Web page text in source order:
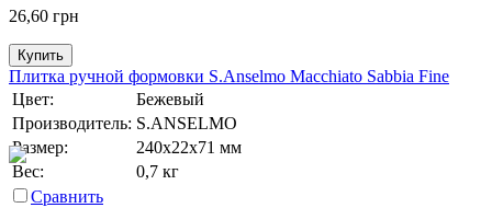
26,60 грн
Купить
Плитка ручной формовки S.Anselmo Macchiato Sabbia Fine
Цвет:
Бежевый
Производитель: S.ANSELMO
Размер:
240х22х71 мм
Вес:
0,7 кг
Сравнить